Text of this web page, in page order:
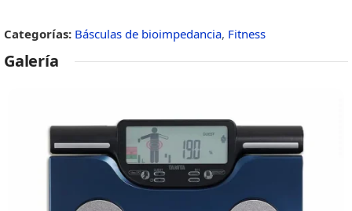
Categorías: Básculas de bioimpedancia, Fitness
Galería